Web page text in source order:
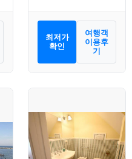
최저가
확인
여행객
이용후
기